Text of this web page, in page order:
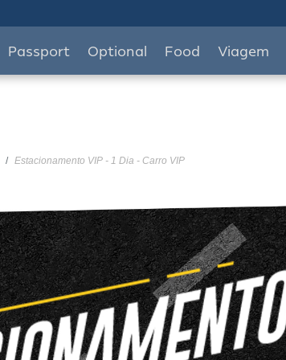
Passport Optional Food Viagem
Estacionamento VIP - 1 Dia - Carro VIP